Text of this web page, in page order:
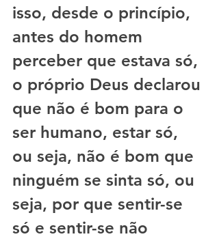
isso, desde o princípio,
antes do homem
perceber que estava só,
o próprio Deus declarou
que não é bom para o
ser humano, estar só,
ou seja, não é bom que
ninguém se sinta só, ou
seja, por que sentir-se
só e sentir-se não